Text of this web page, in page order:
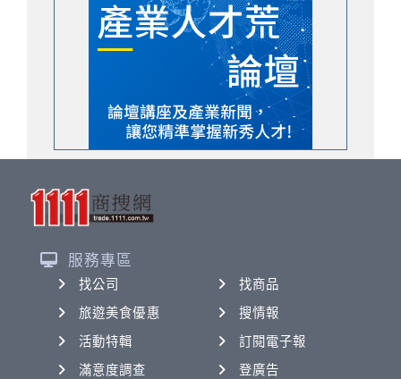
服務專區
找公司
找商品
旅遊美食優惠
搜情報
活動特輯
訂閱電子報
滿意度調查
登廣告